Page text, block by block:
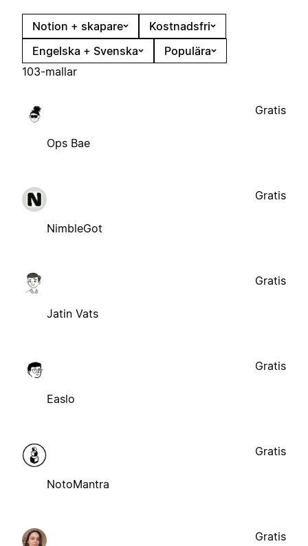
Notion + skapare
Kostnadsfri
Engelska + Svenska
Populära
103-mallar
Ops Bae
Gratis
NimbleGot
Gratis
Jatin Vats
Gratis
Easlo
Gratis
NotoMantra
Gratis
Gratis